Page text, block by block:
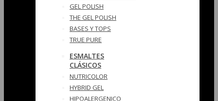
GEL POLISH
THE GEL POLISH
BASES Y‎ TOPS
TRUE PURE
ESMALTES
CLÁSICOS
NUTRICOLOR
HYBRID GEL
HIPOALERGENICO